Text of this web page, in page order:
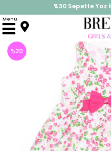
%30 Sepette Yaz
İndirimlere ek %10
Menu
Anasayfa Elbise Modelleri
%20